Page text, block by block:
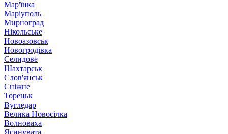
Мар'їнка
Маріуполь
Мирноград
Нікольське
Новоазовськ
Новогродівка
Селидове
Шахтарськ
Слов'янськ
Сніжне
Торецьк
Вугледар
Велика Новосілка
Волноваха
Ясинувата